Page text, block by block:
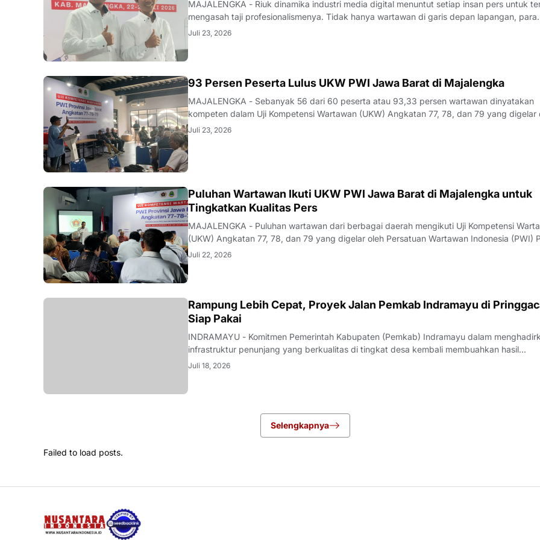
MAJALENGKA - Riuk dinamika industri media digital menuntut setiap insan pers untuk
mengasah taji profesionalismenya. Tidak hanya wartawan di garis depan lapangan, para
nakhoda redaksi pun merasa perlu kembali bercermin dan menguji kapasitas diri demi
Juli 23, 2026
93 Persen Peserta Lulus UKW PWI Jawa Barat di Majalengka
MAJALENGKA - Sebanyak 56 dari 60 peserta atau 93,33 persen wartawan dinyatakan
kompeten dalam Uji Kompetensi Wartawan (UKW) Angkatan 77, 78, dan 79 yang digelar
Majalengka pada 22–23 Juli 2026.Penguji UKW, Rita, menyampaikan hasil evaluasi akhir
Juli 23, 2026
Puluhan Wartawan Ikuti UKW PWI Jawa Barat di Majalengka untuk
Tingkatkan Kualitas Pers
MAJALENGKA - Puluhan wartawan dari berbagai daerah mengikuti Uji Kompetensi
(UKW) Angkatan 77, 78, dan 79 yang digelar oleh Persatuan Wartawan Indonesia (PWI)
Jawa Barat di Majalengka, Rabu (22/7/2026).Pelaksana Tugas (Plt) Ketua PWI Jawa
Juli 22, 2026
Rampung Lebih Cepat, Proyek Jalan Pemkab Indramayu di
Siap Pakai
INDRAMAYU - Komitmen Pemerintah Kabupaten (Pemkab) Indramayu dalam
infrastruktur penunjang yang berkualitas di tingkat desa kembali membuahkan hasil
nyata. Melalui sinergi yang apik antara pemangku kebijakan dan penyedia jasa, proyek
Juli 18, 2026
Selengkapnya
Failed to load posts.